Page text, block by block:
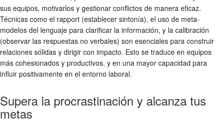
sus equipos, motivarlos y gestionar conflictos de manera eficaz.
Técnicas como el rapport (establecer sintonía), el uso de meta-
modelos del lenguaje para clarificar la información, y la calibración
(observar las respuestas no verbales) son esenciales para construir
relaciones sólidas y dirigir con impacto. Esto se traduce en equipos
más cohesionados y productivos, y en una mayor capacidad para
influir positivamente en el entorno laboral.
Supera la procrastinación y alcanza tus
metas